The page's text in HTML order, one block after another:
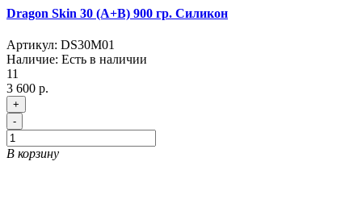
Dragon Skin 30 (A+B) 900 гр. Силикон
Артикул: DS30M01
Наличие: Есть в наличии
11
3 600 р.
+
-
В корзину